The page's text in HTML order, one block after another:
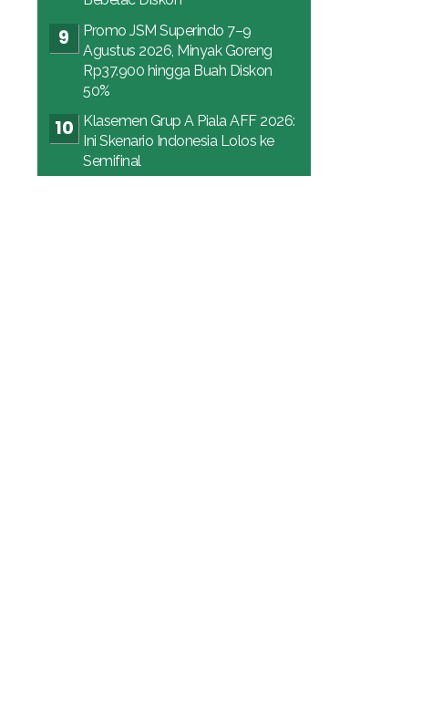
Promo JSM Superindo 7–9
Agustus 2026, Minyak Goreng
Rp37.900 hingga Buah Diskon
50%
Klasemen Grup A Piala AFF 2026:
Ini Skenario Indonesia Lolos ke
Semifinal